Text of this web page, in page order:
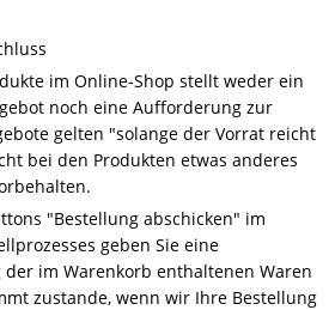
im Online-Shop stellt weder ein
noch eine Aufforderung zur
gelten "solange der Vorrat reicht
bei den Produkten etwas anderes
"Bestellung abschicken" im
geben Sie eine
im Warenkorb enthaltenen Waren
zustande, wenn wir Ihre Bestellung